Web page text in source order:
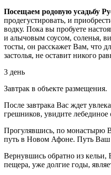
Посещаем родовую усадьбу
продегустировать, и
водку. Пока вы пробуете
и алычовым соусом, соленья,
тосты, он расскажет Вам, что
застолья, не оставит никого
3 день
Завтрак в объекте размещения.
После завтрака Вас ждет
грешников, увидите
Прогулявшись, по монастырю
путь в Новом Афоне. Путь Ваш
Вернувшись обратно из кельи,
пещера, уже долгие годы,